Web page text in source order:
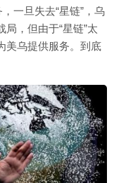
一旦失去“星链”，乌
，但由于“星链”太
美乌提供服务。到底